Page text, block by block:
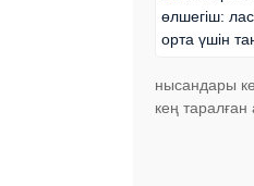
нысандары
кең